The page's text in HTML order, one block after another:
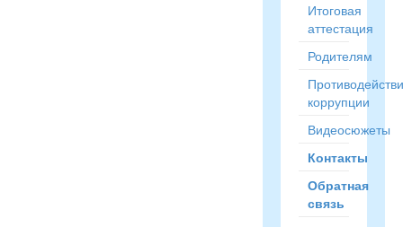
Итоговая
аттестация
Родителям
коррупции
Видеосюжеты
Контакты
Обратная
связь